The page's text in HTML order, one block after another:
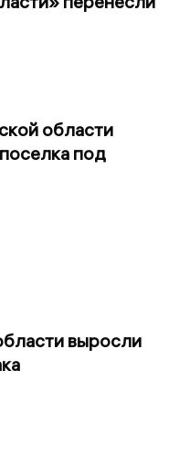
области
под
выросли